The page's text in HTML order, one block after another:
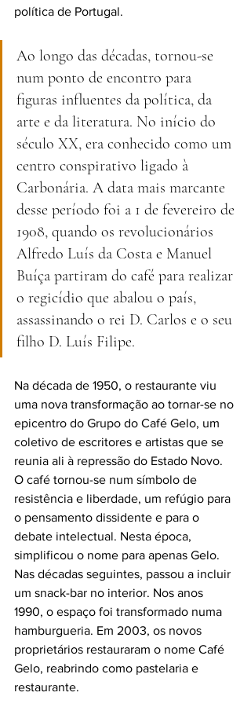
política de Portugal.
Ao longo das décadas, tornou-se
num ponto de encontro para
figuras influentes da política, da
arte e da literatura. No início do
século XX, era conhecido como um
centro conspirativo ligado à
Carbonária. A data mais marcante
desse período foi a 1 de fevereiro de
1908, quando os revolucionários
Alfredo Luís da Costa e Manuel
Buíça partiram do café para realizar
o regicídio que abalou o país,
assassinando o rei D. Carlos e o seu
filho D. Luís Filipe.
Na década de 1950, o restaurante viu
uma nova transformação ao tornar-se no
epicentro do Grupo do Café Gelo, um
coletivo de escritores e artistas que se
reunia ali à repressão do Estado Novo.
O café tornou-se num símbolo de
resistência e liberdade, um refúgio para
o pensamento dissidente e para o
debate intelectual. Nesta época,
simplificou o nome para apenas Gelo.
Nas décadas seguintes, passou a incluir
um snack-bar no interior. Nos anos
1990, o espaço foi transformado numa
hamburgueria. Em 2003, os novos
proprietários restauraram o nome Café
Gelo, reabrindo como pastelaria e
restaurante.